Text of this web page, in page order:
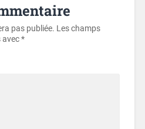
pas publiée. Les champs
avec*